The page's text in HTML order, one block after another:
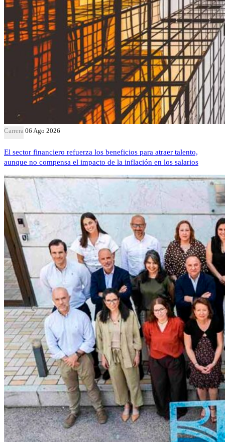
Carrera 06 Ago 2026
El sector financiero refuerza los beneficios para atraer talento,
aunque no compensa el impacto de la inflación en los salarios